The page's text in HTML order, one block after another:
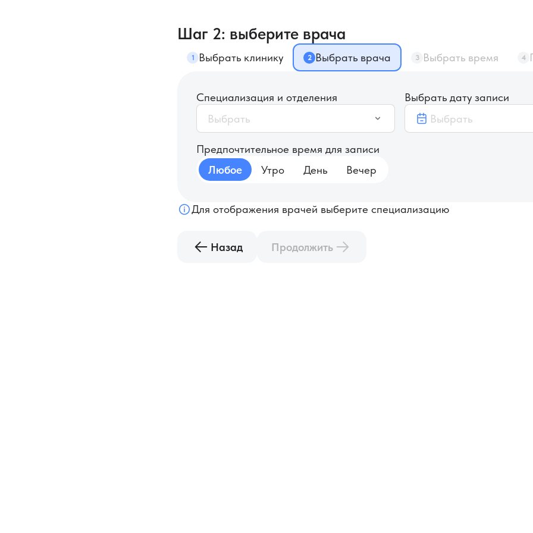
Шаг 2: выберите врача
1 Выбрать клинику 2 Выбрать врача 3 Выбрать время 4
Специализация и отделения Выбрать дату записи
Предпочтительное время для записи
Любое
Утро День Вечер
Для отображения врачей выберите специализацию
Назад Продолжить